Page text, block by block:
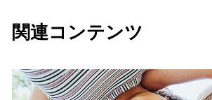
関連コンテンツ